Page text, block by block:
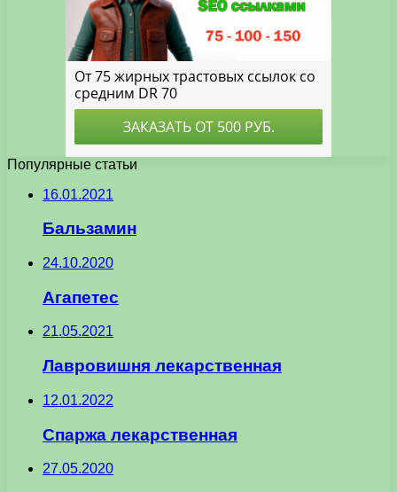
Популярные статьи
16.01.2021
Бальзамин
24.10.2020
Агапетес
21.05.2021
Лавровишня лекарственная
12.01.2022
Спаржа лекарственная
27.05.2020